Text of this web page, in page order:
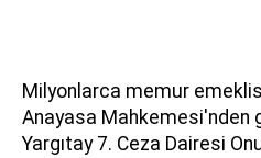
Milyonlarca memur
Anayasa Mahkemesi'nden
Yargıtay 7. Ceza Dairesi